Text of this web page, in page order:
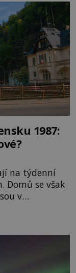
1987:
na týdenní
Domů se však
jejich
obtížně slučují
někdo, koho